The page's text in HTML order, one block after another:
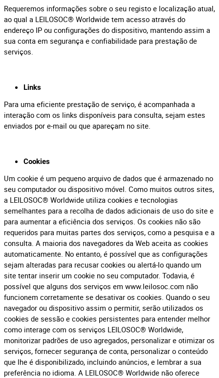
Requeremos informações sobre o seu registo e localização atual,
ao qual a LEILOSOC® Worldwide tem acesso através do
endereço IP ou configurações do dispositivo, mantendo assim a
sua conta em segurança e confiabilidade para prestação de
serviços.
Links
Para uma eficiente prestação de serviço, é acompanhada a
interação com os links disponíveis para consulta, sejam estes
enviados por e-mail ou que apareçam no site.
Cookies
Um cookie é um pequeno arquivo de dados que é armazenado no
seu computador ou dispositivo móvel. Como muitos outros sites,
a LEILOSOC® Worldwide utiliza cookies e tecnologias
semelhantes para a recolha de dados adicionais de uso do site e
para aumentar a eficiência dos serviços. Os cookies não são
requeridos para muitas partes dos serviços, como a pesquisa e a
consulta. A maioria dos navegadores da Web aceita as cookies
automaticamente. No entanto, é possível que as configurações
sejam alteradas para recusar cookies ou alertá-lo quando um
site tentar inserir um cookie no seu computador. Todavia, é
possível que alguns dos serviços em www.leilosoc.com não
funcionem corretamente se desativar os cookies. Quando o seu
navegador ou dispositivo assim o permitir, serão utilizados os
cookies de sessão e cookies persistentes para entender melhor
como interage com os serviços LEILOSOC® Worldwide,
monitorizar padrões de uso agregados, personalizar e otimizar os
serviços, fornecer segurança de conta, personalizar o conteúdo
que lhe é disponibilizado, incluindo anúncios, e lembrar a sua
preferência no idioma. A LEILOSOC® Worldwide não oferece